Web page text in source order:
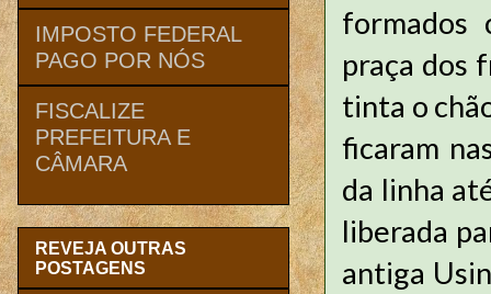
formados
praça dos
tinta o
ficaram
da linha
liberada
antiga
IMPOSTO FEDERAL
PAGO POR NÓS
FISCALIZE
PREFEITURA E
CÂMARA
REVEJA OUTRAS
POSTAGENS